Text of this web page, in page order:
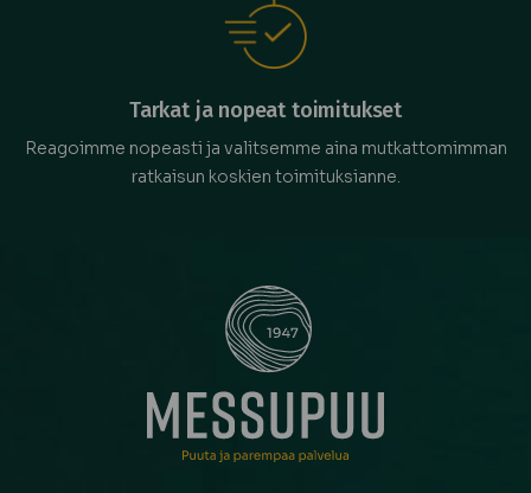
Tarkat ja nopeat toimitukset
Reagoimme nopeasti ja valitsemme aina mutkattomimman
ratkaisun koskien toimituksianne.